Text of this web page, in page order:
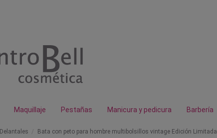
Maquillaje Pestañas Manicura y pedicura Barbería
Delantales Bata con peto para hombre multibolsillos vintage Edición Limitada